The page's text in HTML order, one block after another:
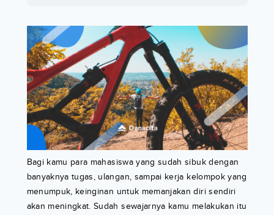
Bagi kamu para mahasiswa yang sudah sibuk dengan
banyaknya tugas, ulangan, sampai kerja kelompok yang
menumpuk, keinginan untuk memanjakan diri sendiri
akan meningkat. Sudah sewajarnya kamu melakukan itu